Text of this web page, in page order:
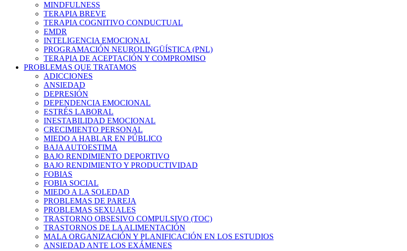
MINDFULNESS
TERAPIA BREVE
TERAPIA COGNITIVO CONDUCTUAL
EMDR
INTELIGENCIA EMOCIONAL
PROGRAMACIÓN NEUROLINGÜÍSTICA (PNL)
TERAPIA DE ACEPTACIÓN Y COMPROMISO
PROBLEMAS QUE TRATAMOS
ADICCIONES
ANSIEDAD
DEPRESIÓN
DEPENDENCIA EMOCIONAL
ESTRÉS LABORAL
INESTABILIDAD EMOCIONAL
CRECIMIENTO PERSONAL
MIEDO A HABLAR EN PÚBLICO
BAJA AUTOESTIMA
BAJO RENDIMIENTO DEPORTIVO
BAJO RENDIMIENTO Y PRODUCTIVIDAD
FOBIAS
FOBIA SOCIAL
MIEDO A LA SOLEDAD
PROBLEMAS DE PAREJA
PROBLEMAS SEXUALES
TRASTORNO OBSESIVO COMPULSIVO (TOC)
TRASTORNOS DE LA ALIMENTACIÓN
MALA ORGANIZACIÓN Y PLANIFICACIÓN EN LOS ESTUDIOS
ANSIEDAD ANTE LOS EXÁMENES